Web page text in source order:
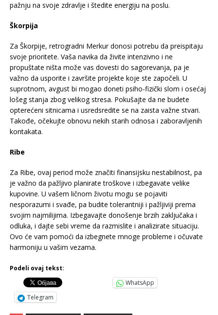
pažnju na svoje zdravlje i štedite energiju na poslu.
Škorpija
Za Škorpije, retrogradni Merkur donosi potrebu da preispitaju
svoje prioritete. Vaša navika da živite intenzivno i ne
propuštate ništa može vas dovesti do sagorevanja, pa je
važno da usporite i završite projekte koje ste započeli. U
suprotnom, avgust bi mogao doneti psiho-fizički slom i osećaj
lošeg stanja zbog velikog stresa. Pokušajte da ne budete
opterećeni sitnicama i usredsredite se na zaista važne stvari.
Takođe, očekujte obnovu nekih starih odnosa i zaboravljenih
kontakata.
Ribe
Za Ribe, ovaj period može značiti finansijsku nestabilnost, pa
je važno da pažljivo planirate troškove i izbegavate velike
kupovine. U vašem ličnom životu mogu se pojaviti
nesporazumi i svađe, pa budite tolerantniji i pažljiviji prema
svojim najmilijima. Izbegavajte donošenje brzih zaključaka i
odluka, i dajte sebi vreme da razmislite i analizirate situaciju.
Ovo će vam pomoći da izbegnete mnoge probleme i očuvate
harmoniju u vašim vezama.
Podeli ovaj tekst:
WhatsApp
Telegram